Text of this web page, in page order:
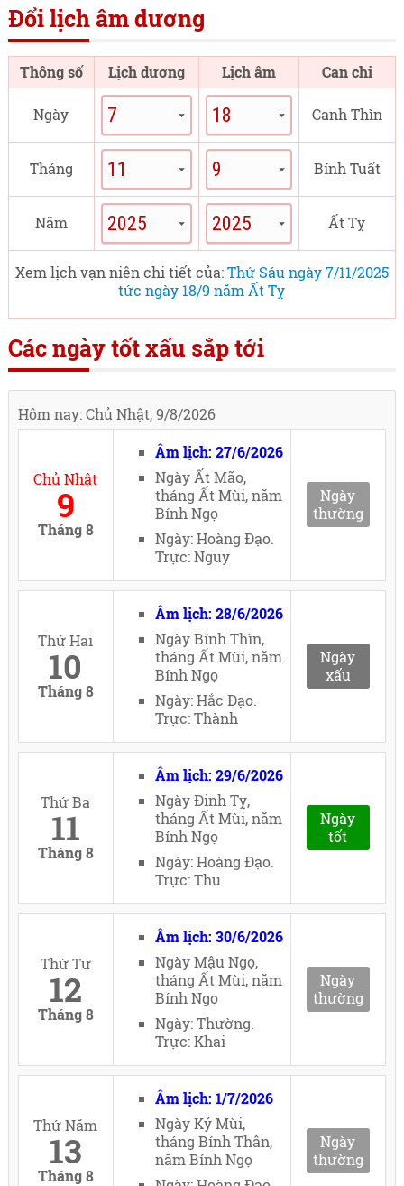
Đổi lịch âm dương
Thông số Lịch dương Lịch âm Can chi
Ngày Canh Thìn
Tháng Bính Tuất
Năm Ất Tỵ
Xem lịch vạn niên chi tiết của:Thứ Sáu ngày 7/11/2025
tức ngày 18/9 năm Ất Tỵ
Các ngày tốt xấu sắp tới
Hôm nay: Chủ Nhật, 9/8/2026
Chủ Nhật
9
Tháng 8
Âm lịch: 27/6/2026
Ngày Ất Mão,
tháng Ất Mùi, năm
Bính Ngọ
Ngày: Hoàng Đạo.
Trực: Nguy
Ngày
thường
Thứ Hai
10
Tháng 8
Âm lịch: 28/6/2026
Ngày Bính Thìn,
tháng Ất Mùi, năm
Bính Ngọ
Ngày: Hắc Đạo.
Trực: Thành
Ngày
xấu
Thứ Ba
11
Tháng 8
Âm lịch: 29/6/2026
Ngày Đinh Tỵ,
tháng Ất Mùi, năm
Bính Ngọ
Ngày: Hoàng Đạo.
Trực: Thu
Ngày
tốt
Thứ Tư
12
Tháng 8
Âm lịch: 30/6/2026
Ngày Mậu Ngọ,
tháng Ất Mùi, năm
Bính Ngọ
Ngày: Thường.
Trực: Khai
Ngày
thường
Thứ Năm
13
Tháng 8
Âm lịch: 1/7/2026
Ngày Kỷ Mùi,
tháng Bính Thân,
năm Bính Ngọ
Ngày
thường